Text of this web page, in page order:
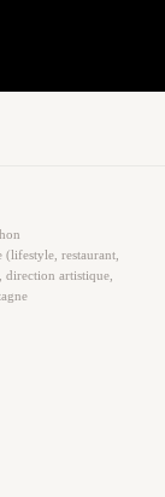
restaurant,
direction artistique,